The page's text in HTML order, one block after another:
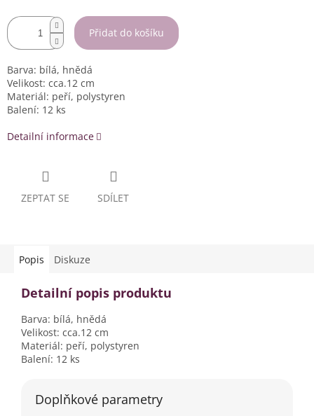
Přidat do košíku
Barva: bílá, hnědá
Velikost: cca.12 cm
Materiál: peří, polystyren
Balení: 12 ks
Detailní informace
ZEPTAT SE SDÍLET
Popis Diskuze
Detailní popis produktu
Barva: bílá, hnědá
Velikost: cca.12 cm
Materiál: peří, polystyren
Balení: 12 ks
Doplňkové parametry